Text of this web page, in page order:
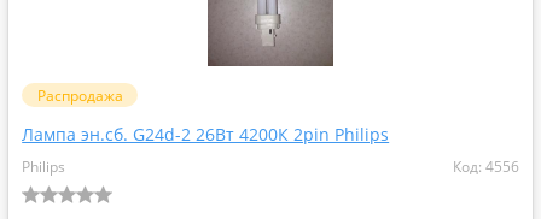
Распродажа
Лампа эн.сб. G24d-2 26Вт 4200К 2pin Philips
Philips Код: 4556